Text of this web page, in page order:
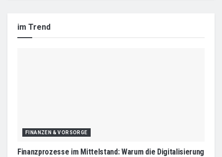
im Trend
FINANZEN & VORSORGE
Finanzprozesse im Mittelstand: Warum die Digitalisierung